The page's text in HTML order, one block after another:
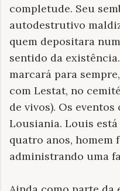
completude. Seu
autodestrutivo
quem depositara
sentido da
marcará para
com Lestat, no
de vivos). Os eventos
Lousiania. Louis
quatro anos, homem
administrando uma